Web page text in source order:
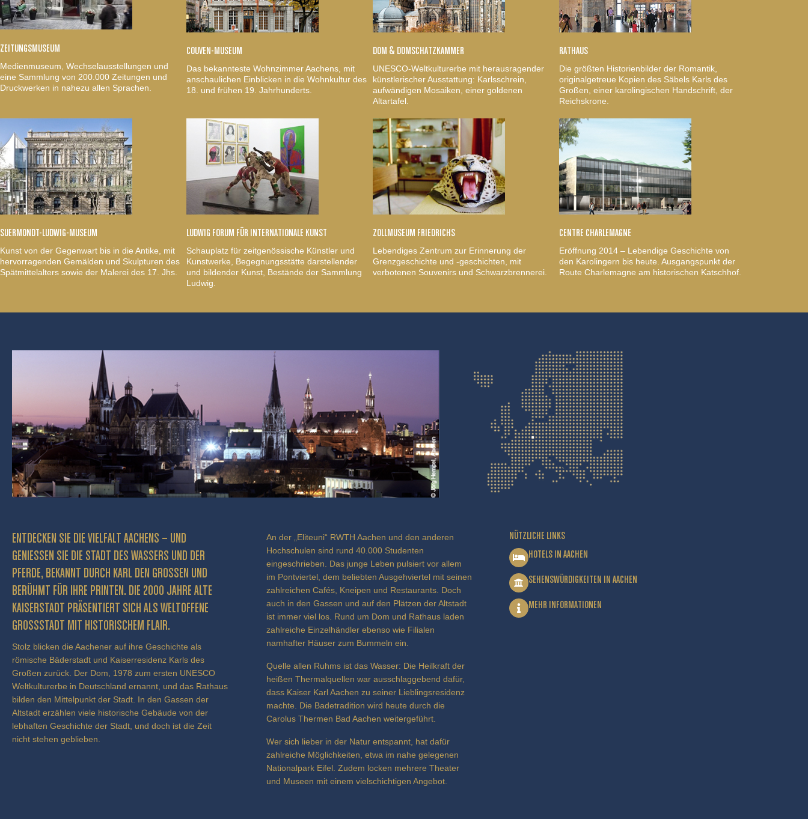
ZEITUNGSMUSEUM
Medienmuseum, Wechselausstellungen und
eine Sammlung von 200.000 Zeitungen und
Druckwerken in nahezu allen Sprachen.
COUVEN-MUSEUM
Das bekannteste Wohnzimmer Aachens, mit
anschaulichen Einblicken in die Wohnkultur des
18. und frühen 19. Jahrhunderts.
DOM & DOMSCHATZKAMMER
UNESCO-Weltkulturerbe mit herausragender
künstlerischer Ausstattung: Karlsschrein,
aufwändigen Mosaiken, einer goldenen
Altartafel.
RATHAUS
Die größten Historienbilder der Romantik,
originalgetreue Kopien des Säbels Karls des
Großen, einer karolingischen Handschrift, der
Reichskrone.
SUERMONDT-LUDWIG-MUSEUM
Kunst von der Gegenwart bis in die Antike, mit
hervorragenden Gemälden und Skulpturen des
Spätmittelalters sowie der Malerei des 17. Jhs.
LUDWIG FORUM FÜR INTERNATIONALE KUNST
Schauplatz für zeitgenössische Künstler und
Kunstwerke, Begegnungsstätte darstellender
und bildender Kunst, Bestände der Sammlung
Ludwig.
ZOLLMUSEUM FRIEDRICHS
Lebendiges Zentrum zur Erinnerung der
Grenzgeschichte und -geschichten, mit
verbotenen Souvenirs und Schwarzbrennerei.
CENTRE CHARLEMAGNE
Eröffnung 2014 – Lebendige Geschichte von
den Karolingern bis heute. Ausgangspunkt der
Route Charlemagne am historischen Katschhof.
ENTDECKEN SIE DIE VIELFALT AACHENS – UND
GENIESSEN SIE DIE STADT DES WASSERS UND DER P
FERDE, BEKANNT DURCH KARL DEN GROSSEN UND BE
RÜHMT FÜR IHRE PRINTEN. DIE 2000 JAHRE ALTE KA
ISERSTADT PRÄSENTIERT SICH ALS WELTOFFENE GR
OSSSTADT MIT HISTORISCHEM FLAIR.
Stolz blicken die Aachener auf ihre Geschichte als
römische Bäderstadt und Kaiserresidenz Karls des
Großen zurück. Der Dom, 1978 zum ersten UNESCO
Weltkulturerbe in Deutschland ernannt, und das Rathaus
bilden den Mittelpunkt der Stadt. In den Gassen der
Altstadt erzählen viele historische Gebäude von der
lebhaften Geschichte der Stadt, und doch ist die Zeit
nicht stehen geblieben.
An der „Eliteuni“ RWTH Aachen und den anderen
Hochschulen sind rund 40.000 Studenten
eingeschrieben. Das junge Leben pulsiert vor allem
im Pontviertel, dem beliebten Ausgehviertel mit seinen
zahlreichen Cafés, Kneipen und Restaurants. Doch
auch in den Gassen und auf den Plätzen der Altstadt
ist immer viel los. Rund um Dom und Rathaus laden
zahlreiche Einzelhändler ebenso wie Filialen
namhafter Häuser zum Bummeln ein.
Quelle allen Ruhms ist das Wasser: Die Heilkraft der
heißen Thermalquellen war ausschlaggebend dafür,
dass Kaiser Karl Aachen zu seiner Lieblingsresidenz
machte. Die Badetradition wird heute durch die
Carolus Thermen Bad Aachen weitergeführt.
Wer sich lieber in der Natur entspannt, hat dafür
zahlreiche Möglichkeiten, etwa im nahe gelegenen
Nationalpark Eifel. Zudem locken mehrere Theater
und Museen mit einem vielschichtigen Angebot.
NÜTZLICHE LINKS
HOTELS IN AACHEN
SEHENSWÜRDIGKEITEN IN AACHEN
MEHR INFORMATIONEN